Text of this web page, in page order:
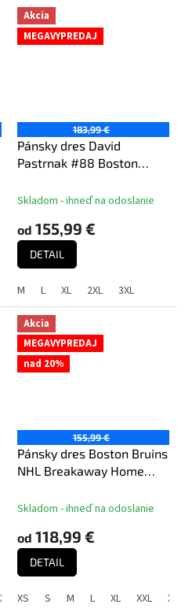
Akcia
MEGAVYPREDAJ
183,99 €
Pánsky dres David
Pastrnak #88 Boston
Breakaway Jersey
Skladom - ihneď na odoslanie
od 155,99 €
DETAIL
M L XL 2XL 3XL
XXXL
Akcia
MEGAVYPREDAJ
nad 20%
155,99 €
Pánsky dres Boston Bruins
NHL Breakaway Home
Skladom - ihneď na odoslanie
od 118,99 €
DETAIL
XS S M L XL XXL